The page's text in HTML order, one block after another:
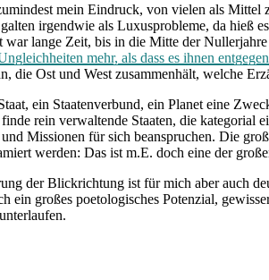
mein Eindruck, von vielen als
irgendwie als Luxusprobleme, da hieß
lange Zeit, bis in die Mitte der
mehr, als dass es ihnen
die Ost und West zusammenhält, welche
ein Staatenverbund, ein Planet eine
rein verwaltende Staaten, die kategorial
Missionen für sich beanspruchen. Die
werden: Das ist m.E. doch eine der
der Blickrichtung ist für mich aber auch
großes poetologisches Potenzial,